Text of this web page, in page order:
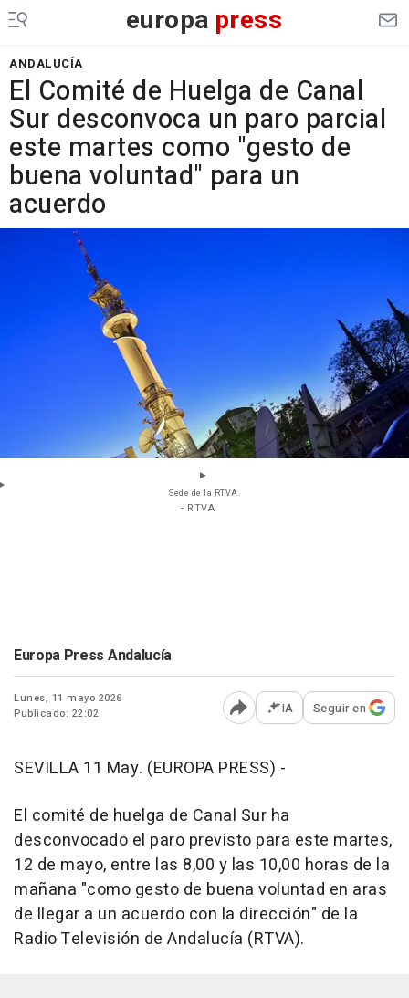
europa press
ANDALUCÍA
El Comité de Huelga de Canal
Sur desconvoca un paro parcial
este martes como "gesto de
buena voluntad" para un
acuerdo
Sede de la RTVA.
- RTVA
Europa Press Andalucía
Lunes, 11 mayo 2026
Publicado: 22:02
Abrir opciones para
IA Seguir en
SEVILLA 11 May. (EUROPA PRESS) -
El comité de huelga de Canal Sur ha
desconvocado el paro previsto para este martes,
12 de mayo, entre las 8,00 y las 10,00 horas de la
mañana "como gesto de buena voluntad en aras
de llegar a un acuerdo con la dirección" de la
Radio Televisión de Andalucía (RTVA).